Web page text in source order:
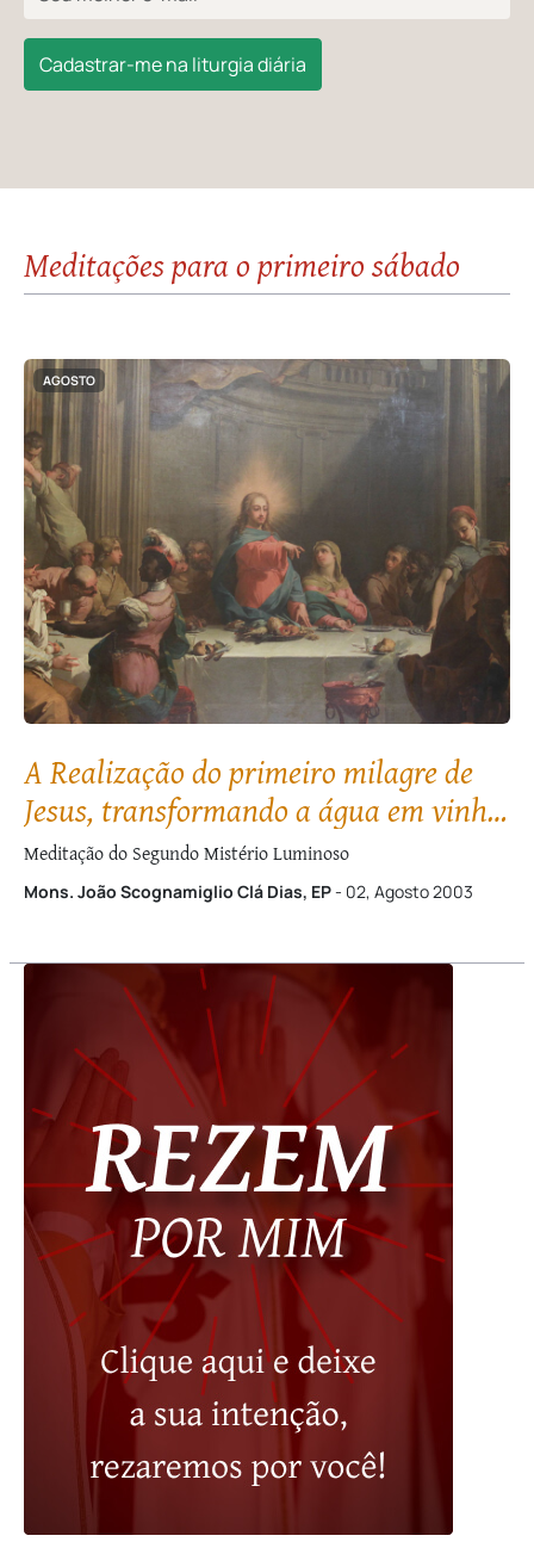
Cadastrar-me na liturgia diária
Meditações para o primeiro sábado
AGOSTO
A Realização do primeiro milagre de
Jesus, transformando a água em vinho,
nas Bodas de Caná
Meditação do Segundo Mistério Luminoso
Mons. João Scognamiglio Clá Dias, EP- 02, Agosto 2003